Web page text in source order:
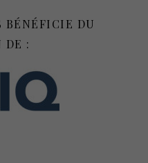
BÉNÉFICIE DU
DE :